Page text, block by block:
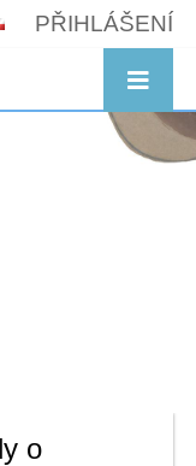
PŘIHLÁŠENÍ
o